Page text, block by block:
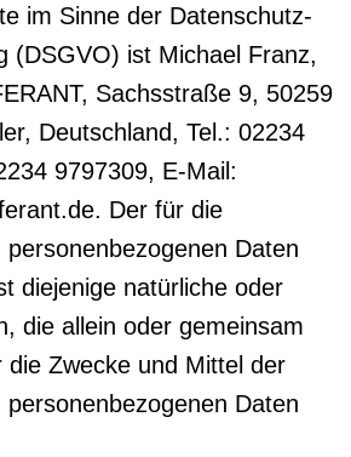
im Sinne der Datenschutz-
(DSGVO) ist Michael Franz,
Sachsstraße 9, 50259
Deutschland, Tel.: 02234
9797309, E-Mail:
Der für die
Daten
diejenige natürliche oder
die allein oder gemeinsam
die Zwecke und Mittel der
Daten